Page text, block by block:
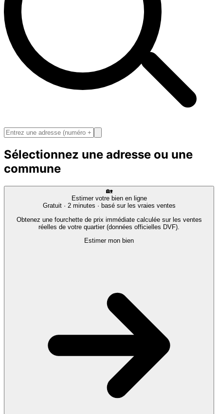
Sélectionnez une adresse ou une
commune
🏡
Estimer votre bien en ligne
Gratuit · 2 minutes · basé sur les vraies ventes
Obtenez une fourchette de prix immédiate calculée sur les ventes
réelles de votre quartier (données officielles DVF).
Estimer mon bien